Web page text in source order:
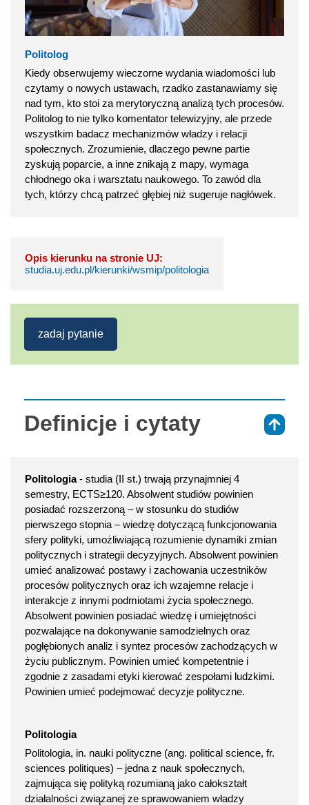
Politolog
Kiedy obserwujemy wieczorne wydania wiadomości lub
czytamy o nowych ustawach, rzadko zastanawiamy się
nad tym, kto stoi za merytoryczną analizą tych procesów.
Politolog to nie tylko komentator telewizyjny, ale przede
wszystkim badacz mechanizmów władzy i relacji
społecznych. Zrozumienie, dlaczego pewne partie
zyskują poparcie, a inne znikają z mapy, wymaga
chłodnego oka i warsztatu naukowego. To zawód dla
tych, którzy chcą patrzeć głębiej niż sugeruje nagłówek.
Opis kierunku na stronie UJ:
studia.uj.edu.pl/kierunki/wsmip/politologia
zadaj pytanie
Definicje i cytaty
Politologia- studia (II st.) trwają przynajmniej 4
semestry, ECTS≥120. Absolwent studiów powinien
posiadać rozszerzoną – w stosunku do studiów
pierwszego stopnia – wiedzę dotyczącą funkcjonowania
sfery polityki, umożliwiającą rozumienie dynamiki zmian
politycznych i strategii decyzyjnych. Absolwent powinien
umieć analizować postawy i zachowania uczestników
procesów politycznych oraz ich wzajemne relacje i
interakcje z innymi podmiotami życia społecznego.
Absolwent powinien posiadać wiedzę i umiejętności
pozwalające na dokonywanie samodzielnych oraz
pogłębionych analiz i syntez procesów zachodzących w
życiu publicznym. Powinien umieć kompetentnie i
zgodnie z zasadami etyki kierować zespołami ludzkimi.
Powinien umieć podejmować decyzje polityczne.
Politologia
Politologia, in. nauki polityczne (ang. political science, fr.
sciences politiques) – jedna z nauk społecznych,
zajmująca się polityką rozumianą jako całokształt
działalności związanej ze sprawowaniem władzy